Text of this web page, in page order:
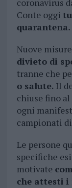
coronavirus
Conte oggi
quarantena.
Nuove
divieto di
tranne che
o salute. Il
chiuse fino
ogni
campionati
Le persone
specifiche
motivate
che attesti i